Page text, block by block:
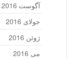
آگوست 2016
جولای 2016
ژوئن 2016
می 2016